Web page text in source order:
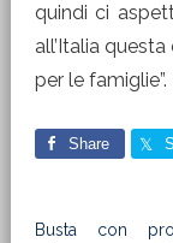
quindi ci
all’Italia
per le famiglie”.
Share
Busta con